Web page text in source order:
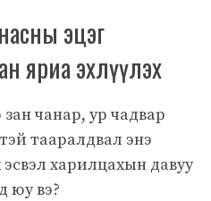
эцэг
яриа эхлүүлэх
чанар, ур чадвар
тааралдвал энэ
харилцахын давуу
юу вэ?